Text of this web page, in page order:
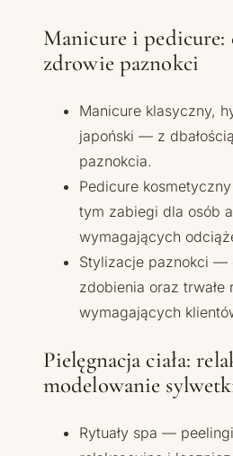
Manicure i pedicure:
zdrowie paznokci
Manicure klasyczny,
japoński — z
paznokcia.
Pedicure
tym zabiegi dla osób
wymagających
Stylizacje paznokci —
zdobienia oraz trwałe
wymagających
Pielęgnacja ciała:
modelowanie
Rytuały spa —